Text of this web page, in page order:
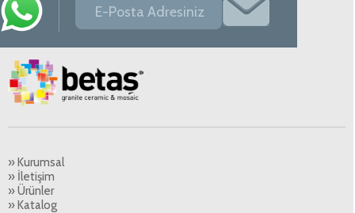
» Kurumsal
» İletişim
» Ürünler
» Katalog